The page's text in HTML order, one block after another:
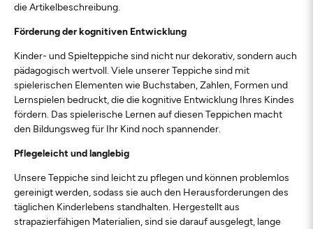
die Artikelbeschreibung.
Förderung der kognitiven Entwicklung
Kinder- und Spielteppiche sind nicht nur dekorativ, sondern auch
pädagogisch wertvoll. Viele unserer Teppiche sind mit
spielerischen Elementen wie Buchstaben, Zahlen, Formen und
Lernspielen bedruckt, die die kognitive Entwicklung Ihres Kindes
fördern. Das spielerische Lernen auf diesen Teppichen macht
den Bildungsweg für Ihr Kind noch spannender.
Pflegeleicht und langlebig
Unsere Teppiche sind leicht zu pflegen und können problemlos
gereinigt werden, sodass sie auch den Herausforderungen des
täglichen Kinderlebens standhalten. Hergestellt aus
strapazierfähigen Materialien, sind sie darauf ausgelegt, lange